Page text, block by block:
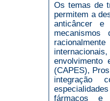
Os temas de
permitem a
anticâncer e
mecanismos
(CAPES),
integração
fármacos e